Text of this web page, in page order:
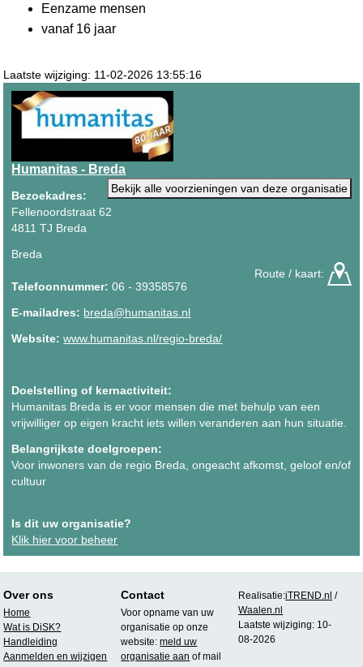
Eenzame mensen
vanaf 16 jaar
Laatste wijziging: 11-02-2026 13:55:16
Humanitas - Breda
Bekijk alle voorzieningen van deze organisatie
Bezoekadres:
Fellenoordstraat 62
4811 TJ Breda
Breda
Route / kaart:
Telefoonnummer: 06 - 39358576
E-mailadres: breda@humanitas.nl
Website: www.humanitas.nl/regio-breda/
Doelstelling of kernactiviteit:
Humanitas Breda is er voor mensen die met behulp van een
vrijwilliger op eigen kracht iets willen veranderen aan hun situatie.
Belangrijkste doelgroepen:
Voor inwoners van de regio Breda, ongeacht afkomst, geloof en/of
cultuur
Is dit uw organisatie?
Klik hier voor beheer
Over ons
Home
Wat is DiSK?
Handleiding
Aanmelden en wijzigen
Contact
Voor opname van uw
organisatie op onze
website:meld uw
organisatie aan of mail
Realisatie:iTREND.nl /
Waalen.nl
Laatste wijziging: 10-
08-2026